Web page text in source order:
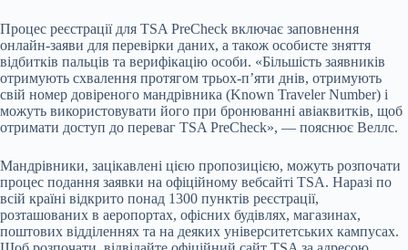
Процес реєстрації для TSA PreCheck включає заповнення
онлайн-заяви для перевірки даних, а також особисте зняття
відбитків пальців та верифікацію особи. «Більшість заявників
отримують схвалення протягом трьох-п’яти днів, отримують
свій номер довіреного мандрівника (Known Traveler Number) і
можуть використовувати його при бронюванні авіаквитків, щоб
отримати доступ до переваг TSA PreCheck», — пояснює Веллс.
Мандрівники, зацікавлені цією пропозицією, можуть розпочати
процес подання заявки на офіційному вебсайті TSA. Наразі по
всій країні відкрито понад 1300 пунктів реєстрації,
розташованих в аеропортах, офісних будівлях, магазинах,
поштових відділеннях та на деяких університетських кампусах.